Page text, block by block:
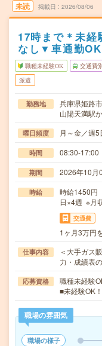
未読 掲載日 2026/08/06
17時まで＊未
なし▼車通勤
職種未経験OK 交通費
派遣
勤務地
兵庫県姫路市
山陽天満駅
曜日頻度 月～金／週5
時間 08:30-17:00
期間 2026年10
時給
時給1450円
日×4週 ※月
交通費
1ヶ月3万円
仕事内容
＜大手ガス
力・成績表
応募資格
職種未経験
■未経験OK！
職場の雰囲気
職場の様子